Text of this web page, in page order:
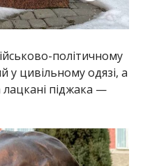
політичному
у цивільному одязі, а
лацкані піджака —